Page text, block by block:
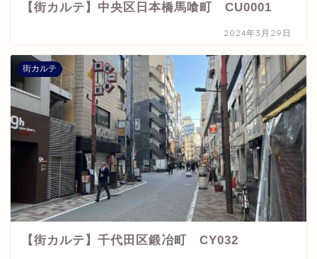
【街カルテ】中央区日本橋馬喰町 CU0001
2024年3月29日
街カルテ
【街カルテ】千代田区鍛冶町 CY032